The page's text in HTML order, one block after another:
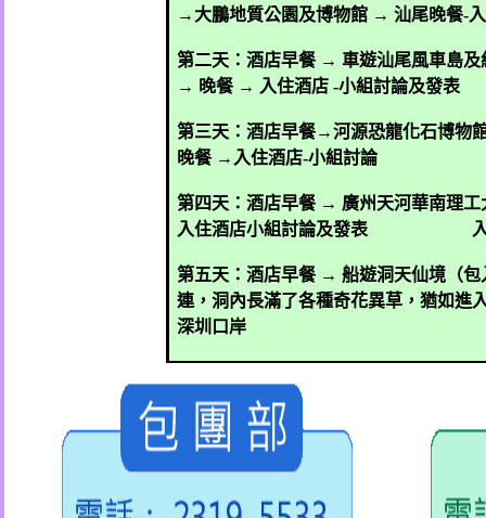
→ 大鵬地質公園及博物館 → 汕尾晚餐-
第二天：酒店早餐 → 車遊汕尾風車島及
→ 晚餐 → 入住酒店 -小組討論及發表
第三天：酒店早餐→河源恐龍化石博物
晚餐 → 入住酒店-小組討論
第四天：酒店早餐 → 廣州天河華南理
入住酒店小組討論及發表
第五天：酒店早餐 → 船遊洞天仙境（包
連，洞內長滿了各種奇花異草，猶如進
深圳口岸